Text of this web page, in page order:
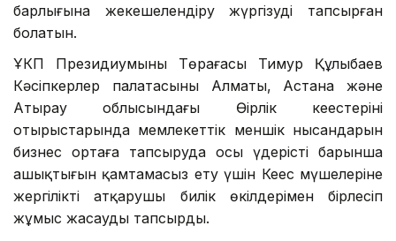
барлығына жекешелендіру жүргізуді тапсырған
болатын.
ҰКП Президиумының Төрағасы Тимур Құлыбаев
Кәсіпкерлер палатасының Алматы, Астана және
Атырау облысындағы Өңірлік кеңестерінің
отырыстарында мемлекеттік меншік нысандарын
бизнес ортаға тапсыруда осы үдерістің барынша
ашықтығын қамтамасыз ету үшін Кеңес мүшелеріне
жергілікті атқарушы билік өкілдерімен бірлесіп
жұмыс жасауды тапсырды.